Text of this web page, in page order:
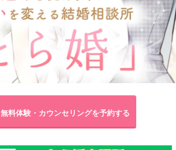
無料体験・カウンセリングを予約する